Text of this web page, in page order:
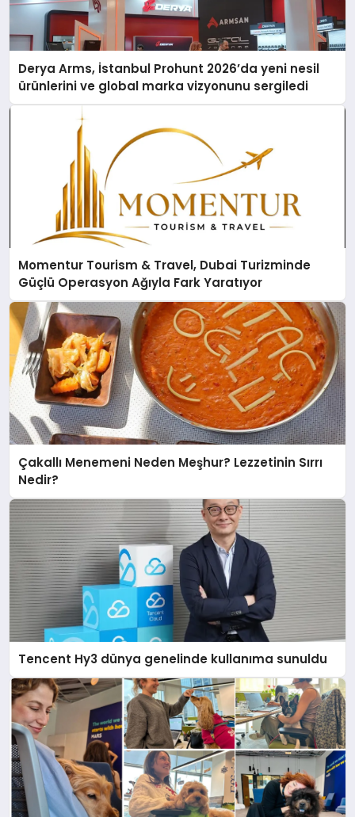
Derya Arms, İstanbul Prohunt 2026’da yeni nesil
ürünlerini ve global marka vizyonunu sergiledi
Momentur Tourism & Travel, Dubai Turizminde
Güçlü Operasyon Ağıyla Fark Yaratıyor
Çakallı Menemeni Neden Meşhur? Lezzetinin Sırrı
Nedir?
Tencent Hy3 dünya genelinde kullanıma sunuldu